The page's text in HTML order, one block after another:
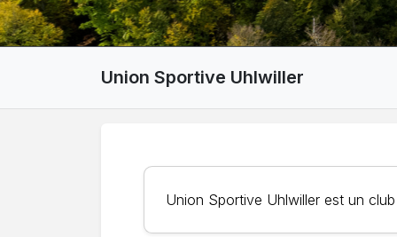
Union Sportive Uhlwiller
Union Sportive Uhlwiller est un